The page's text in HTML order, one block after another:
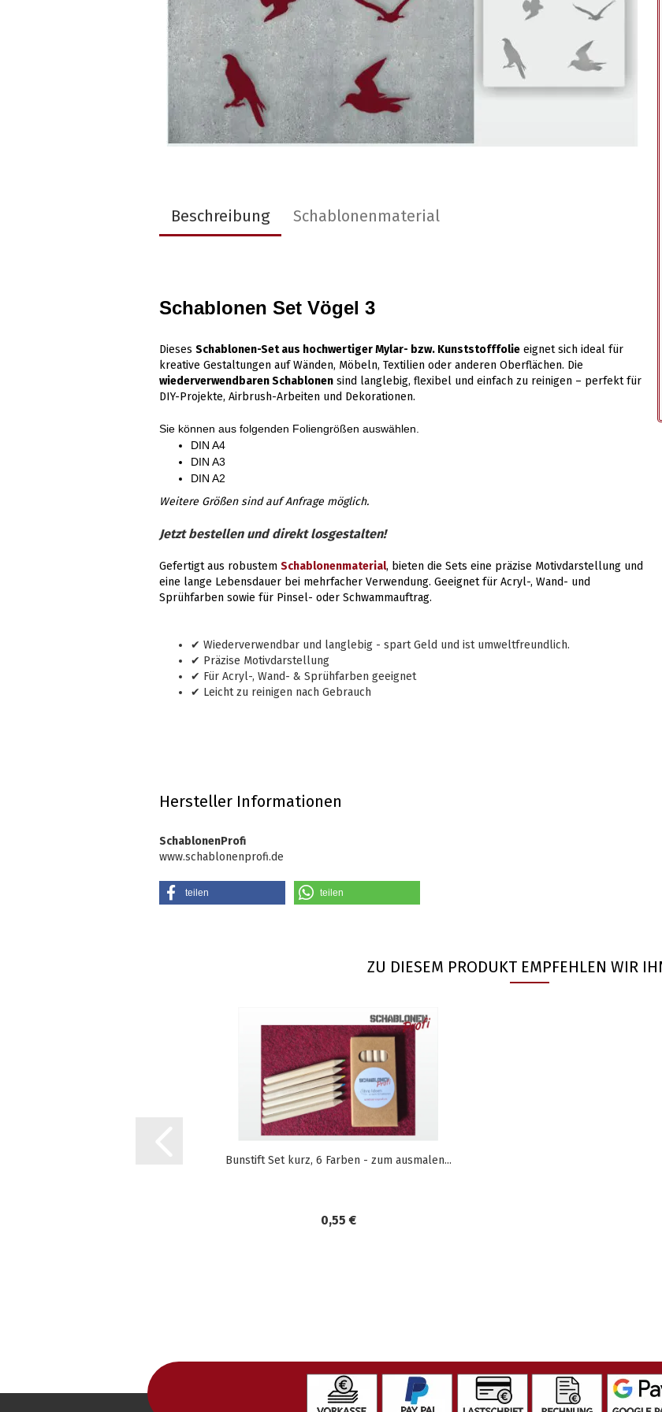
Beschreibung Schablonenmaterial
Schablonen Set Vögel 3
Dieses Schablonen-Set aus hochwertiger Mylar- bzw. Kunststofffolie eignet sich ideal für
kreative Gestaltungen auf Wänden, Möbeln, Textilien oder anderen Oberflächen. Die
wiederverwendbaren Schablonen sind langlebig, flexibel und einfach zu reinigen – perfekt für
DIY-Projekte, Airbrush-Arbeiten und Dekorationen.
Sie können aus folgenden Foliengrößen auswählen.
DIN A4
DIN A3
DIN A2
Weitere Größen sind auf Anfrage möglich.
Jetzt bestellen und direkt losgestalten!
Gefertigt aus robustem Schablonenmaterial, bieten die Sets eine präzise Motivdarstellung und
eine lange Lebensdauer bei mehrfacher Verwendung. Geeignet für Acryl-, Wand- und
Sprühfarben sowie für Pinsel- oder Schwammauftrag.
✔ Wiederverwendbar und langlebig - spart Geld und ist umweltfreundlich.
✔ Präzise Motivdarstellung
✔ Für Acryl-, Wand- & Sprühfarben geeignet
✔ Leicht zu reinigen nach Gebrauch
Hersteller Informationen
SchablonenProfi
www.schablonenprofi.de
teilen teilen
ZU DIESEM PRODUKT EMPFEHLEN WIR
Bunstift Set kurz, 6 Farben - zum ausmalen...
0,55 €